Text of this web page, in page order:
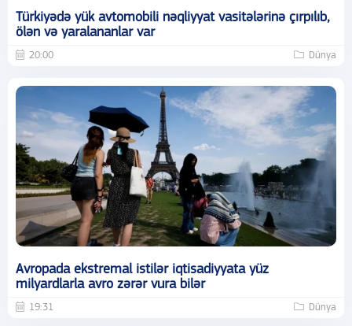
Türkiyədə yük avtomobili nəqliyyat vasitələrinə çırpılıb,
ölən və yaralananlar var
20:00 Dünya
Avropada ekstremal istilər iqtisadiyyata yüz
milyardlarla avro zərər vura bilər
19:31 Dünya